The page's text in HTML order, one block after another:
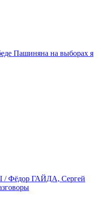
Пашиняна на выборах я
ГАЙДА, Сергей